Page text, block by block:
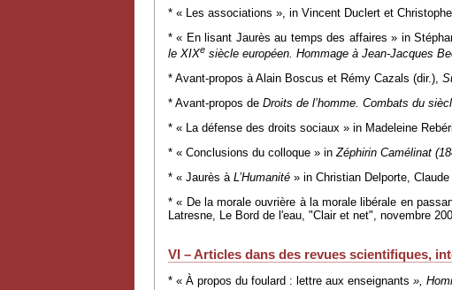
* « Les associations », in Vincent Duclert et
* « En lisant Jaurès au temps des affaires » in
le XIXe siècle européen. Hommage à Jean-Jacques
* Avant-propos à Alain Boscus et Rémy Cazals (dir.),
* Avant-propos de Droits de l’homme. Combats du
* « La défense des droits sociaux » in Madeleine
* « Conclusions du colloque » inZéphirin Camélinat
* « Jaurès à L’Humanité » in Christian Delporte,
* « De la morale ouvrière à la morale libérale en
Latresne, Le Bord de l'eau, "Clair et net", novembre
VI – Articles dans des revues scientifiques,
* « À propos du foulard : lettre aux enseignants »,